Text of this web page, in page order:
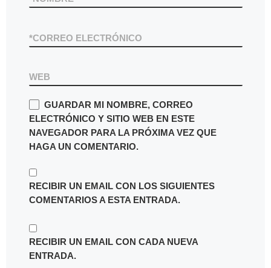
CORREO ELECTRÓNICO
*
WEB
GUARDAR MI NOMBRE, CORREO
ELECTRÓNICO Y SITIO WEB EN ESTE
NAVEGADOR PARA LA PRÓXIMA VEZ QUE
HAGA UN COMENTARIO.
RECIBIR UN EMAIL CON LOS SIGUIENTES
COMENTARIOS A ESTA ENTRADA.
RECIBIR UN EMAIL CON CADA NUEVA
ENTRADA.